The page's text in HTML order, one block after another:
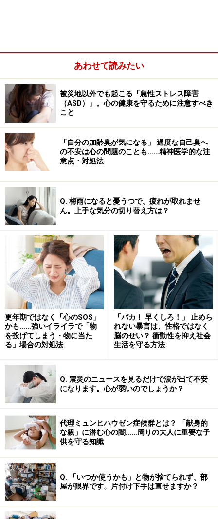
■軽躁状態
自信過剰で楽観的になる
イライラが強く、気が散りやすい
怒りを爆発させやすい
短い睡眠で十分になる
話し出すと止まらない
羽目をはずしやすい
■抑うつ状態
気分の落ち込み
興味の喪失
睡眠、食欲の変化
口数が少なくなる
疲れ易い
集中力の低下
自責の念を感じる
こうした気分循環性障害の症状は、代表的な心の病気の
１つ、躁うつ病に類似していますが、症状自体は躁うつ
病ほど深刻なものではなく、それが両者の違いとも言え
ます。また、症状が慢性的に（少なくとも2年以上、若
年者では1年以上）続いていて、いわば、本人の気質に
近くなっている事も大きな特徴です。
トラウマが関与？ 気分性循環障害の原因と
経過
あわせて読みたい
被災地以外でも起こる「急性ストレス障害
（ASD）」。心の健康を守るために注意すべき
こと
「自分の加齢臭が気になる」 過度な自己臭へ
の不安は心の問題のことも……精神医学的な注
意点・対処法
Q. 梅雨になると憂うつで、疲れが取れませ
ん。上手な気分の切り替え方は？
更年期ではなく「心のSOS」
かも……強いイライラで「物
を投げてしまう・物に当た
る」場合の対処法
「バカ！ 早くしろ！」 止めら
れない暴言は、性格ではなく
脳のせい？ 衝動性を抑え社会
生活を守る方法
Q. 震災のニュースを見るだけで涙が出て不安
になります。心が弱いのでしょうか？
代理ミュンヒハウゼン症候群とは？ 「献身的
な親」に潜む心の闇……周りの大人に重要な子
供を守る知識
Q. 「いつか使うかも」と物が捨てられず、部
屋が限界です。片付け下手は直せますか？